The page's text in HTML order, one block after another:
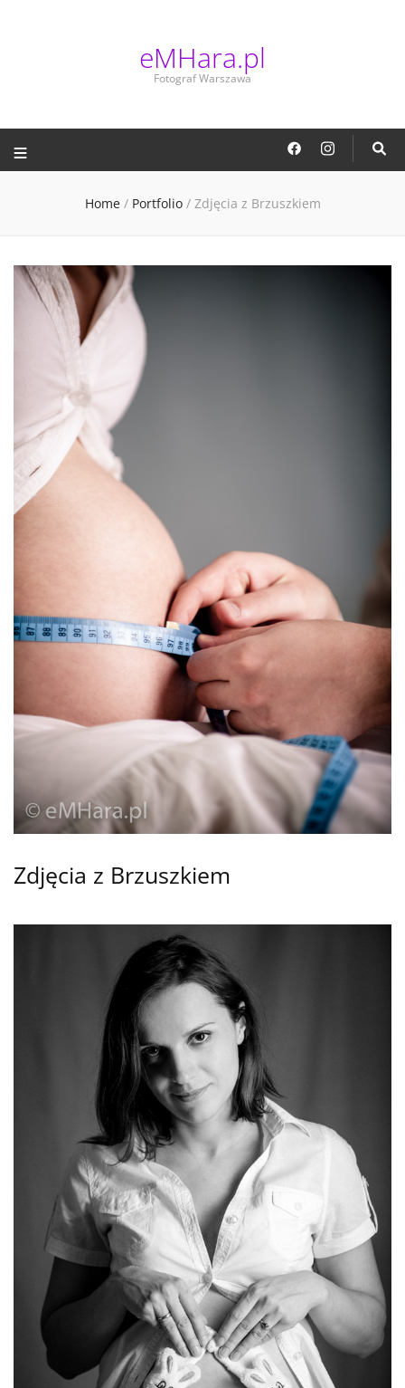
eMHara.pl
Fotograf Warszawa
Home / Portfolio / Zdjęcia z Brzuszkiem
Zdjęcia z Brzuszkiem